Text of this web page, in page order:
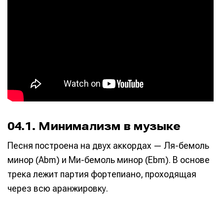
04.1. Минимализм в музыке
Песня построена на двух аккордах — Ля-бемоль
минор (Abm) и Ми-бемоль минор (Ebm). В основе
трека лежит партия фортепиано, проходящая
через всю аранжировку.